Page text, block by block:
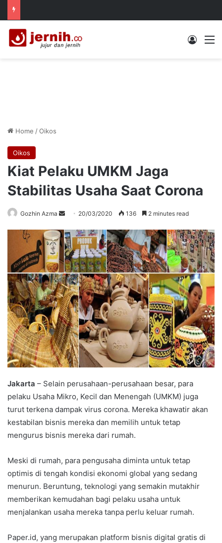
Log In
Home /Oikos
Oikos
Kiat Pelaku UMKM Jaga
Stabilitas Usaha Saat Corona
Gozhin Azma
Send
email
20/03/2020 136 2 minutes read
Jakarta – Selain perusahaan-perusahaan besar, para
pelaku Usaha Mikro, Kecil dan Menengah (UMKM) juga
turut terkena dampak virus corona. Mereka khawatir akan
kestabilan bisnis mereka dan memilih untuk tetap
mengurus bisnis mereka dari rumah.
Meski di rumah, para pengusaha diminta untuk tetap
optimis di tengah kondisi ekonomi global yang sedang
menurun. Beruntung, teknologi yang semakin mutakhir
memberikan kemudahan bagi pelaku usaha untuk
menjalankan usaha mereka tanpa perlu keluar rumah.
Paper.id, yang merupakan platform bisnis digital gratis di